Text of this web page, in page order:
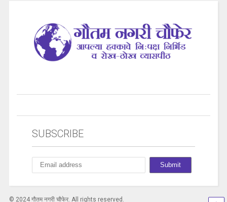
SUBSCRIBE
© 2024 गौतम नगरी चौफेर. All rights reserved.